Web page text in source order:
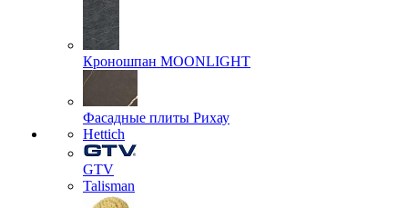
Кроношпан MOONLIGHT
Фасадные плиты Рихау
Hettich
GTV
Talisman